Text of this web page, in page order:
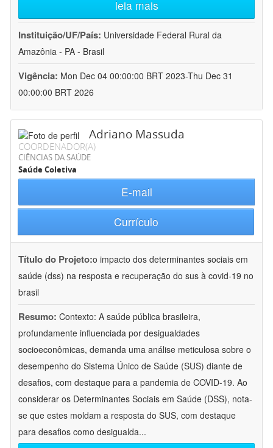
leia mais
Instituição/UF/País: Universidade Federal Rural da
Amazônia - PA - Brasil
Vigência: Mon Dec 04 00:00:00 BRT 2023-Thu Dec 31
00:00:00 BRT 2026
Adriano Massuda
COORDENADOR(A)
CIÊNCIAS DA SAÚDE
Saúde Coletiva
E-mail
Currículo
Título do Projeto:o impacto dos determinantes sociais em
saúde (dss) na resposta e recuperação do sus à covid-19 no
brasil
Resumo: Contexto: A saúde pública brasileira,
profundamente influenciada por desigualdades
socioeconômicas, demanda uma análise meticulosa sobre o
desempenho do Sistema Único de Saúde (SUS) diante de
desafios, com destaque para a pandemia de COVID-19. Ao
considerar os Determinantes Sociais em Saúde (DSS), nota-
se que estes moldam a resposta do SUS, com destaque
para desafios como desigualda...